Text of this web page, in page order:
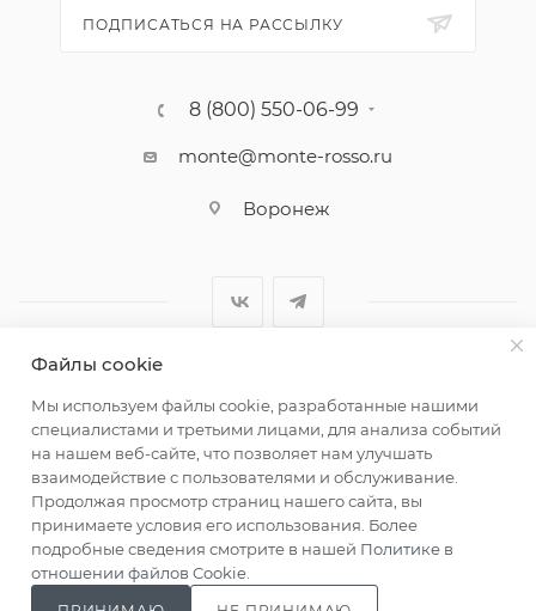
ПОДПИСАТЬСЯ НА РАССЫЛКУ
8 (800) 550-06-99
monte@monte-rosso.ru
Воронеж
женщин
Файлы cookie
Мы используем файлы cookie, разработанные нашими
специалистами и третьими лицами, для анализа событий
на нашем веб-сайте, что позволяет нам улучшать
взаимодействие с пользователями и обслуживание.
Продолжая просмотр страниц нашего сайта, вы
принимаете условия его использования. Более
подробные сведения смотрите в нашей Политике в
отношении файлов Cookie